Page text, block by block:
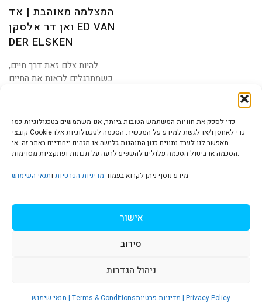
כדי לספק את חוויות המשתמש הטובות ביותר, אנו משתמשים בטכנולוגיות כמו
קובצי Cookie כדי לאחסן ו/או לגשת למידע על המכשיר. הסכמה לטכנולוגיות אלו
תאפשר לנו לעבד נתונים כגון התנהגות גלישה או מזהים ייחודיים באתר זה. אי
הסכמה או ביטול הסכמה עלולים להשפיע לרעה על תכונות ופונקציות מסוימות.
מידע נוסף ניתן לקרוא בעמוד מדיניות הפרטיות ותנאי השימוש
אישור
סירוב
ניהול הגדרות
תנאי שימוש | Terms & Conditions מדיניות פרטיות | Privacy Policy
המצלמה מאוהבת | אד
ואן דר אלסקן ED VAN
DER ELSKEN
להיות צלם זאת דרך חיים,
כשמתרגלים לראות את החיים
הצהרת נגישות | Accessibility
© כל הזכויות שמורות לאיריס עשת כהן-גלריה לאמנות